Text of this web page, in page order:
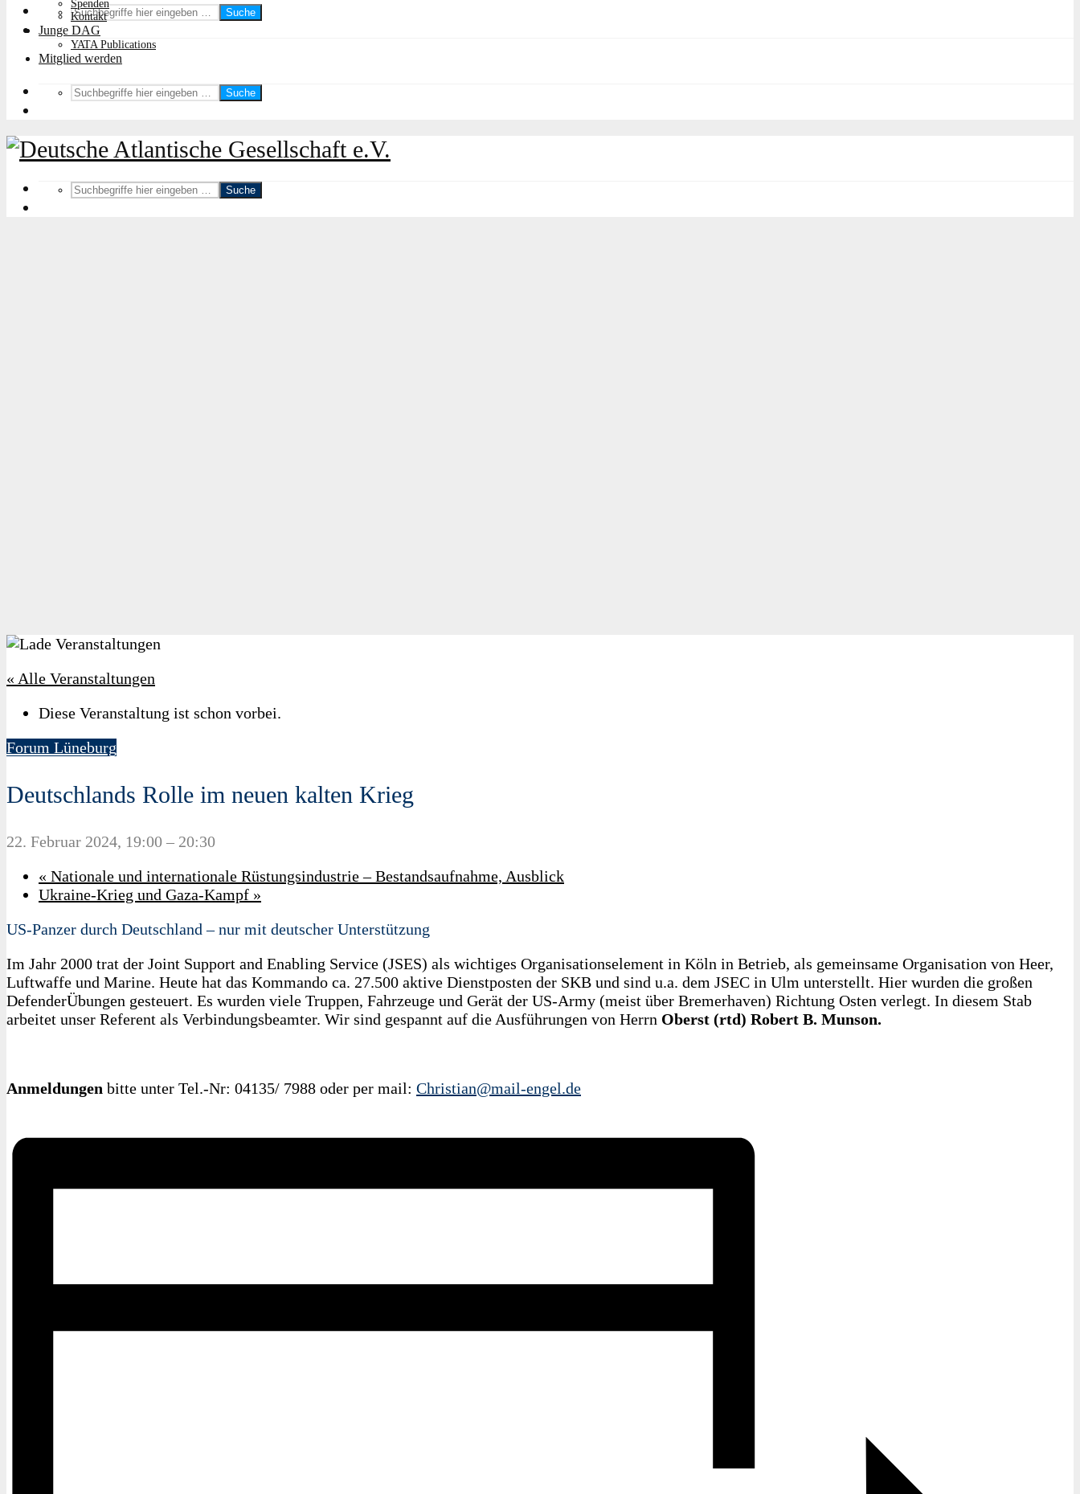
Suche
Spenden
Kontakt
Junge DAG
YATA Publications
Mitglied werden
Suche
Suche
« Alle Veranstaltungen
Diese Veranstaltung ist schon vorbei.
Forum Lüneburg
Deutschlands Rolle im neuen kalten Krieg
22. Februar 2024, 19:00 – 20:30
« Nationale und internationale Rüstungsindustrie – Bestandsaufnahme, Ausblick
Ukraine-Krieg und Gaza-Kampf »
US-Panzer durch Deutschland – nur mit deutscher Unterstützung
Im Jahr 2000 trat der Joint Support and Enabling Service (JSES) als wichtiges Organisationselement in Köln in Betrieb, als gemeinsame Organisation von Heer,
Luftwaffe und Marine. Heute hat das Kommando ca. 27.500 aktive Dienstposten der SKB und sind u.a. dem JSEC in Ulm unterstellt. Hier wurden die großen
DefenderÜbungen gesteuert. Es wurden viele Truppen, Fahrzeuge und Gerät der US-Army (meist über Bremerhaven) Richtung Osten verlegt. In diesem Stab
arbeitet unser Referent als Verbindungsbeamter. Wir sind gespannt auf die Ausführungen von Herrn Oberst (rtd) Robert B. Munson.
Anmeldungen bitte unter Tel.-Nr: 04135/ 7988 oder per mail: Christian@mail-engel.de